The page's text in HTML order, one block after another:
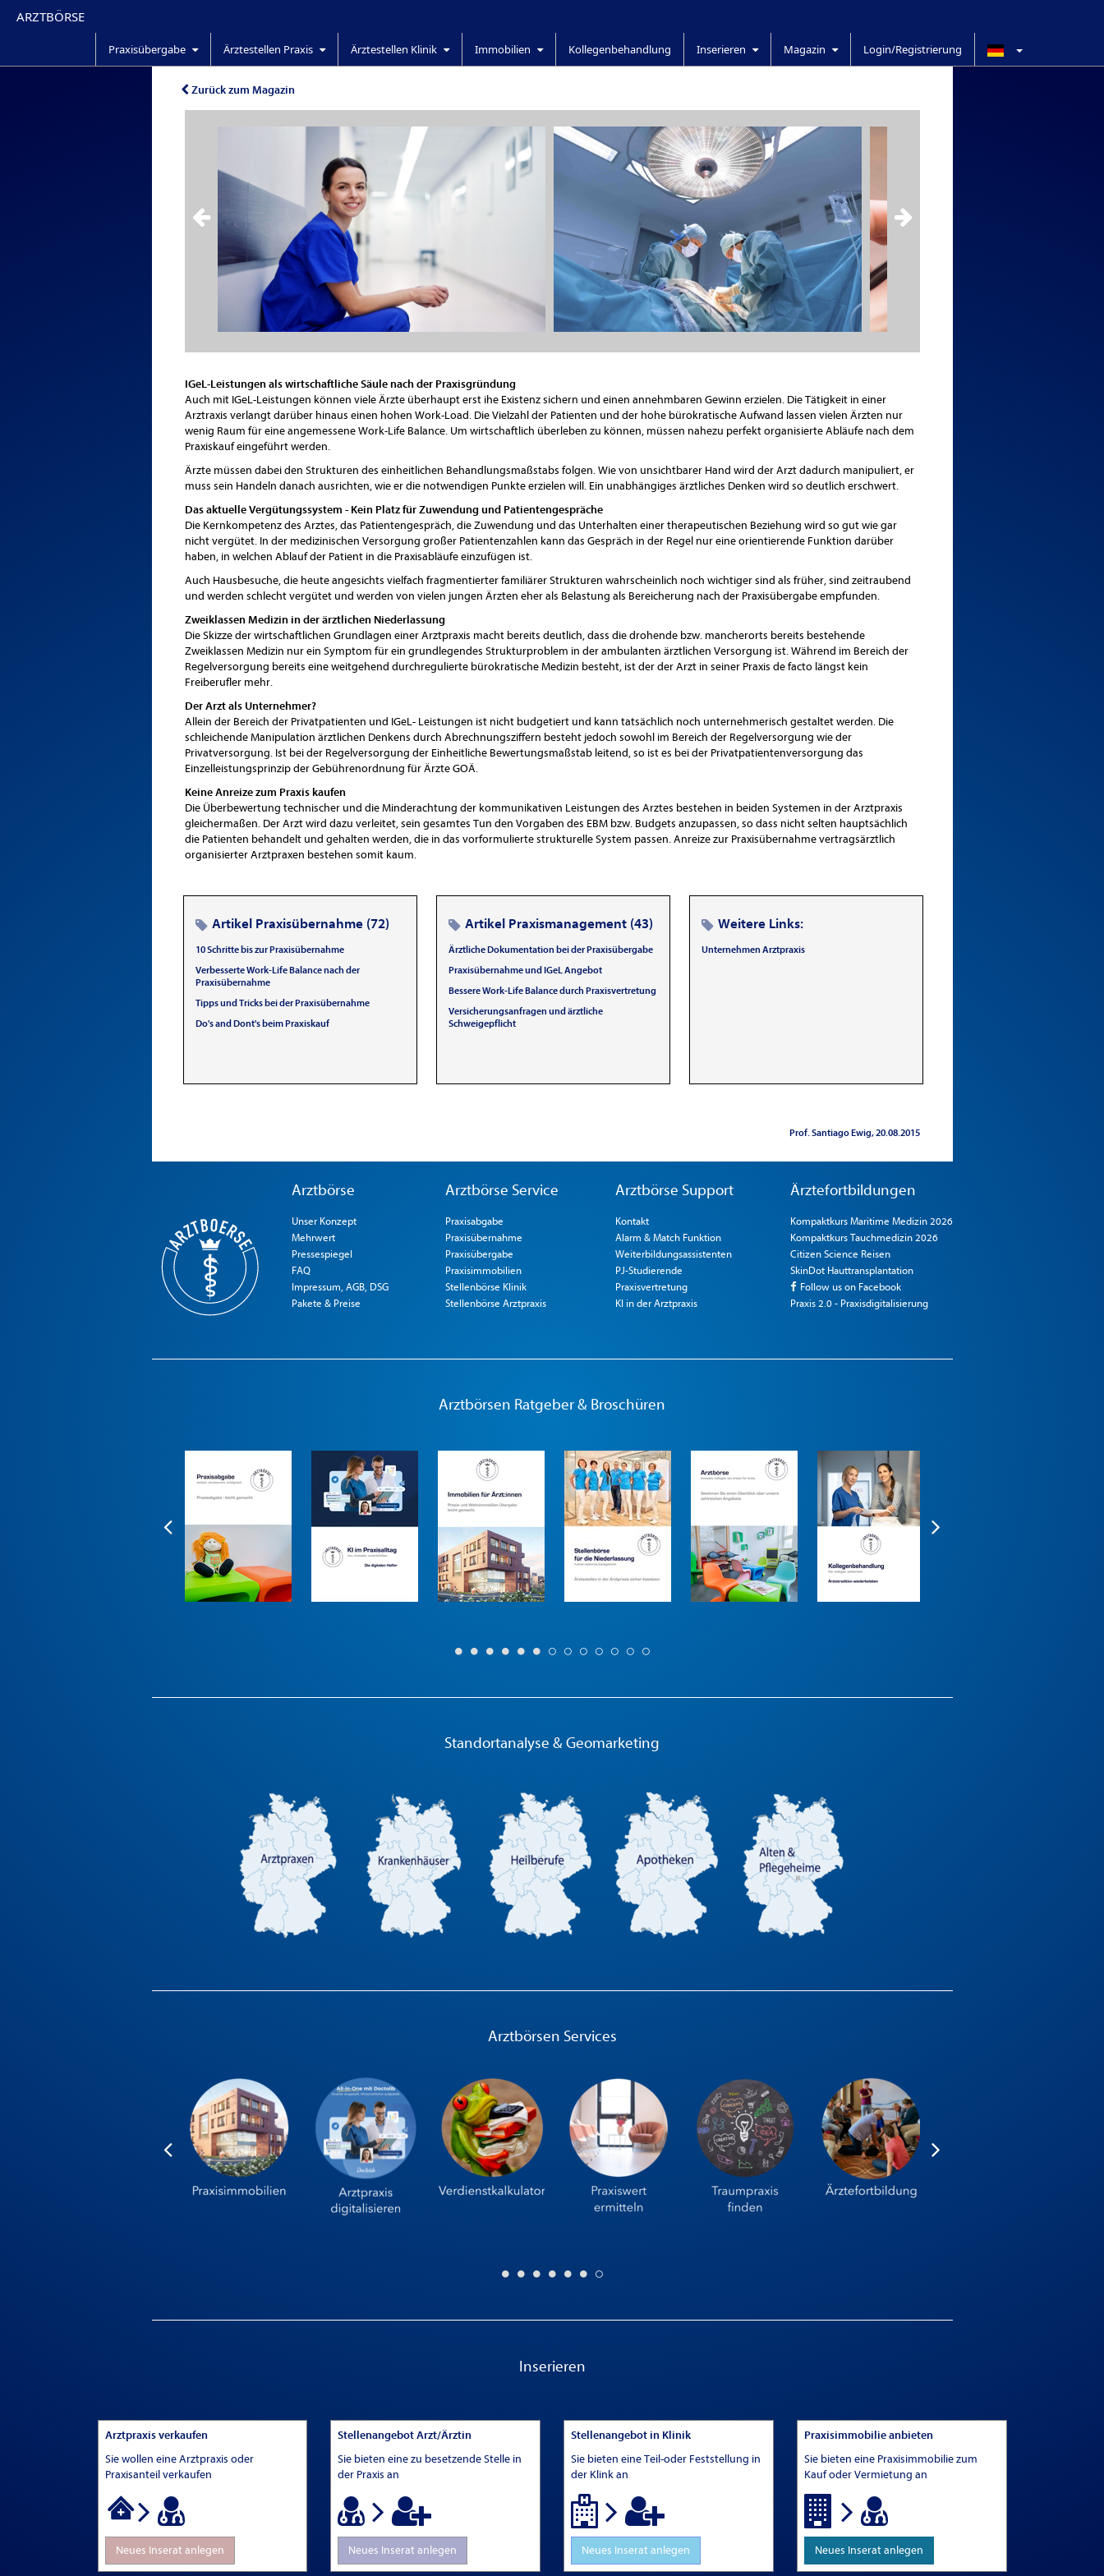
ARZTBÖRSE
Praxisübergabe Ärztestellen Praxis Ärztestellen Klinik Immobilien Kollegenbehandlung Inserieren Magazin Login/Registrierung
Zurück zum Magazin
IGeL-Leistungen als wirtschaftliche Säule nach der Praxisgründung
Auch mit IGeL-Leistungen können viele Ärzte überhaupt erst ihe Existenz sichern und einen annehmbaren Gewinn erzielen. Die Tätigkeit in einer
Arztraxis verlangt darüber hinaus einen hohen Work-Load. Die Vielzahl der Patienten und der hohe bürokratische Aufwand lassen vielen Ärzten nur
wenig Raum für eine angemessene Work-Life Balance. Um wirtschaftlich überleben zu können, müssen nahezu perfekt organisierte Abläufe nach dem
Praxiskauf eingeführt werden.
Ärzte müssen dabei den Strukturen des einheitlichen Behandlungsmaßstabs folgen. Wie von unsichtbarer Hand wird der Arzt dadurch manipuliert, er
muss sein Handeln danach ausrichten, wie er die notwendigen Punkte erzielen will. Ein unabhängiges ärztliches Denken wird so deutlich erschwert.
Das aktuelle Vergütungssystem - Kein Platz für Zuwendung und Patientengespräche
Die Kernkompetenz des Arztes, das Patientengespräch, die Zuwendung und das Unterhalten einer therapeutischen Beziehung wird so gut wie gar
nicht vergütet. In der medizinischen Versorgung großer Patientenzahlen kann das Gespräch in der Regel nur eine orientierende Funktion darüber
haben, in welchen Ablauf der Patient in die Praxisabläufe einzufügen ist.
Auch Hausbesuche, die heute angesichts vielfach fragmentierter familiärer Strukturen wahrscheinlich noch wichtiger sind als früher, sind zeitraubend
und werden schlecht vergütet und werden von vielen jungen Ärzten eher als Belastung als Bereicherung nach der Praxisübergabe empfunden.
Zweiklassen Medizin in der ärztlichen Niederlassung
Die Skizze der wirtschaftlichen Grundlagen einer Arztpraxis macht bereits deutlich, dass die drohende bzw. mancherorts bereits bestehende
Zweiklassen Medizin nur ein Symptom für ein grundlegendes Strukturproblem in der ambulanten ärztlichen Versorgung ist. Während im Bereich der
Regelversorgung bereits eine weitgehend durchregulierte bürokratische Medizin besteht, ist der der Arzt in seiner Praxis de facto längst kein
Freiberufler mehr.
Der Arzt als Unternehmer?
Allein der Bereich der Privatpatienten und IGeL- Leistungen ist nicht budgetiert und kann tatsächlich noch unternehmerisch gestaltet werden. Die
schleichende Manipulation ärztlichen Denkens durch Abrechnungsziffern besteht jedoch sowohl im Bereich der Regelversorgung wie der
Privatversorgung. Ist bei der Regelversorgung der Einheitliche Bewertungsmaßstab leitend, so ist es bei der Privatpatientenversorgung das
Einzelleistungsprinzip der Gebührenordnung für Ärzte GOÄ.
Keine Anreize zum Praxis kaufen
Die Überbewertung technischer und die Minderachtung der kommunikativen Leistungen des Arztes bestehen in beiden Systemen in der Arztpraxis
gleichermaßen. Der Arzt wird dazu verleitet, sein gesamtes Tun den Vorgaben des EBM bzw. Budgets anzupassen, so dass nicht selten hauptsächlich
die Patienten behandelt und gehalten werden, die in das vorformulierte strukturelle System passen. Anreize zur Praxisübernahme vertragsärztlich
organisierter Arztpraxen bestehen somit kaum.
Artikel Praxisübernahme (72)
10 Schritte bis zur Praxisübernahme
Verbesserte Work-Life Balance nach der
Praxisübernahme
Tipps und Tricks bei der Praxisübernahme
Do's and Dont's beim Praxiskauf
Artikel Praxismanagement (43)
Ärztliche Dokumentation bei der Praxisübergabe
Praxisübernahme und IGeL Angebot
Bessere Work-Life Balance durch Praxisvertretung
Versicherungsanfragen und ärztliche
Schweigepflicht
Weitere Links:
Unternehmen Arztpraxis
Prof. Santiago Ewig 20.08.2015
Arztbörse
Unser Konzept
Mehrwert
Pressespiegel
FAQ
Impressum, AGB, DSG
Pakete & Preise
Arztbörse Service
Praxisabgabe
Praxisübernahme
Praxisübergabe
Praxisimmobilien
Stellenbörse Klinik
Stellenbörse Arztpraxis
Arztbörse Support
Kontakt
Alarm & Match Funktion
Weiterbildungsassistenten
PJ-Studierende
Praxisvertretung
KI in der Arztpraxis
Ärztefortbildungen
Kompaktkurs Maritime Medizin 2026
Kompaktkurs Tauchmedizin 2026
Citizen Science Reisen
SkinDot Hauttransplantation
Follow us on Facebook
Praxis 2.0 - Praxisdigitalisierung
Arztbörsen Ratgeber & Broschüren
Standortanalyse & Geomarketing
Arztbörsen Services
Inserieren
Arztpraxis verkaufen
Sie wollen eine Arztpraxis oder
Praxisanteil verkaufen
Neues Inserat anlegen
Stellenangebot Arzt/Ärztin
Sie bieten eine zu besetzende Stelle in
der Praxis an
Neues Inserat anlegen
Stellenangebot in Klinik
Sie bieten eine Teil-oder Feststellung in
der Klink an
Neues Inserat anlegen
Praxisimmobilie anbieten
Sie bieten eine Praxisimmobilie zum
Kauf oder Vermietung an
Neues Inserat anlegen